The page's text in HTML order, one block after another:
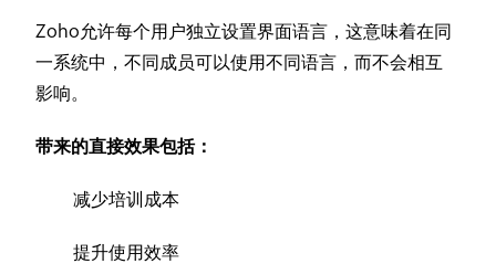
Zoho允许每个用户独立设置界面语言，这意味着在同
一系统中，不同成员可以使用不同语言，而不会相互
影响。
带来的直接效果包括：
减少培训成本
提升使用效率